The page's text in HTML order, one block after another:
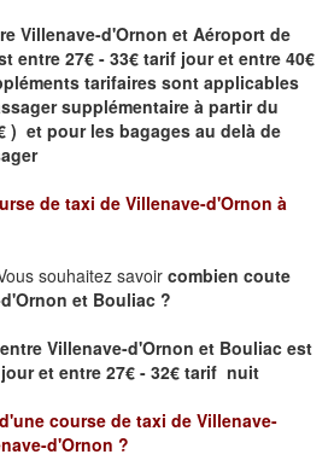
Villenave-d'Ornon et Aéroport de
entre 27€ - 33€ tarif jour et entre 40€
tarifaires sont applicables
supplémentaire à partir du
) et pour les bagages au delà de
de taxi de Villenave-d'Ornon à
souhaitez savoir combien coute
et Bouliac ?
Villenave-d'Ornon et Bouliac est
et entre 27€ - 32€ tarif nuit
course de taxi de Villenave-
d'Ornon ?